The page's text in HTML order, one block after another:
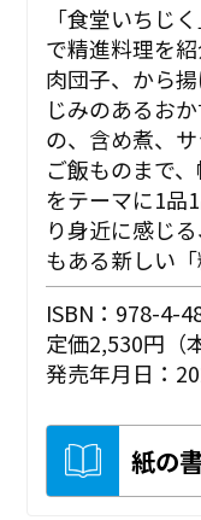
「食堂いちじ
で精進料理を
肉団子、から
じみのあるお
の、含め煮、サ
ご飯ものまで
をテーマに1品
り身近に感じ
もある新しい
ISBN：978-4-
定価2,530円（
発売年月日：
紙の